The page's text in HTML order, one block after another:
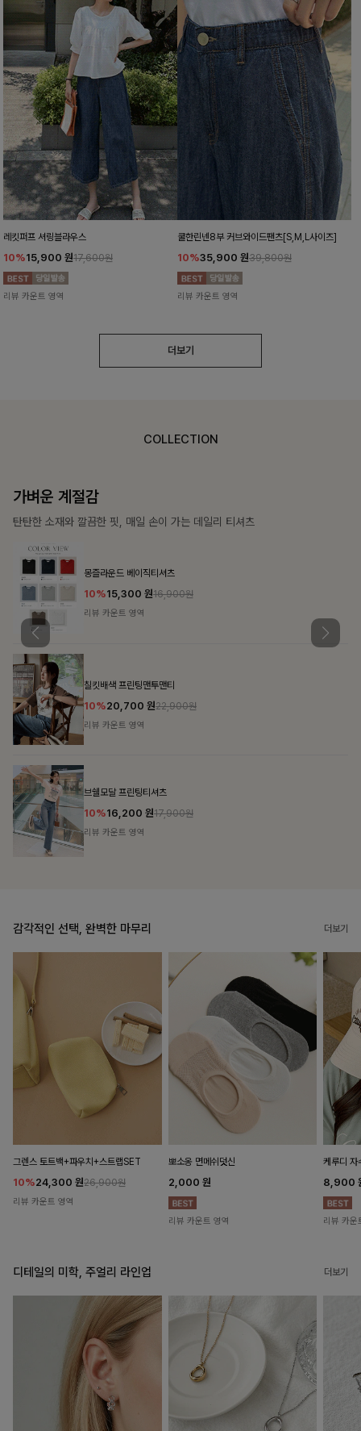
레킷퍼프 셔링블라우스
10%15,900 원17,600원
리뷰 카운트 영역
쿨한린넨8부 커브와이드팬츠[S,M,L사이즈]
10%35,900 원39,800원
리뷰 카운트 영역
더보기
COLLECTION
가장 쉬운 코디
특별한 날부터 일상까지 함께하는 룩
감각적인 선택, 완벽한 마무리 더보기
그렌스 토트백+파우치+스트랩SET
10%24,300 원26,900원
리뷰 카운트 영역
뽀소옹 면메쉬덧신
2,000 원
리뷰 카운트 영역
케루디 자
8,900
리뷰 카운
디테일의 미학, 주얼리 라인업 더보기